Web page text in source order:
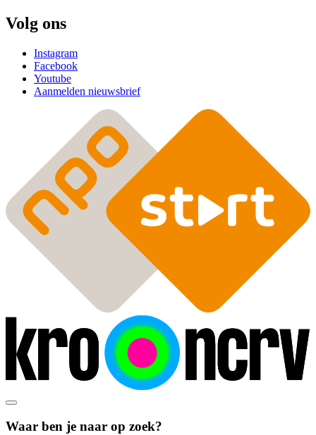
Volg ons
Instagram
Facebook
Youtube
Aanmelden nieuwsbrief
Waar ben je naar op zoek?